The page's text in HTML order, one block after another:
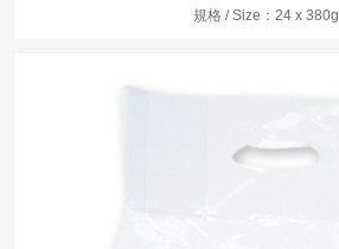
規格 / Size：24 x 380g